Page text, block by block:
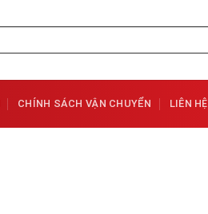
CHÍNH SÁCH VẬN CHUYỂN LIÊN HỆ